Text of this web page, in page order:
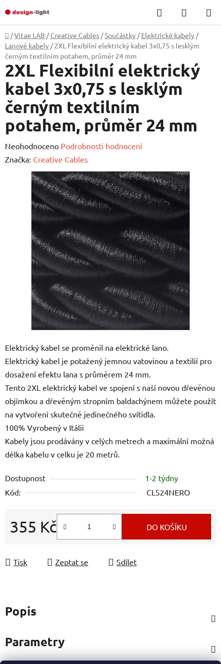
na
obsah
Hledat
KOŠÍK
Domů
/Vitae LAB / Creative Cables /Součástky / Elektrické kabely /
Lanové kabely / 2XL Flexibilní elektrický kabel 3x0,75 s lesklým
černým textilním potahem, průměr 24 mm
Elektrický kabel se proměnil na elektrické lano.
Elektrický kabel je potažený jemnou vatovinou a textilií pro
dosažení efektu lana s průměrem 24 mm.
Tento 2XL elektrický kabel ve spojení s naší novou dřevěnou
objímkou a dřevěným stropním baldachýnem můžete použít
na vytvoření skutečně jedinečného svítidla.
100% Vyrobený v Itálii
Kabely jsou prodávány v celých metrech a maximální možná
délka kabelu v celku je 20 metrů.
Dostupnost
1-2 týdny
Kód:
CLS24NERO
355 Kč DO KOŠÍKU
Tisk Zeptat se Sdílet
2XL Flexibilní elektrický
kabel 3x0,75 s lesklým
černým textilním
potahem, průměr 24 mm
Průměrné
hodnocení
produktu
hvězdiček.
Neohodnoceno Podrobnosti hodnocení
Značka: Creative Cables
Popis
Parametry